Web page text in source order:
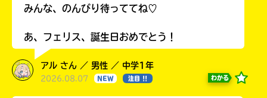
みんな、のんびり待っててね♡
あ、フェリス、誕生日おめでとう！
アル さん ／ 男性 ／ 中学1年
2026.08.07 NEW 注目 !! わかる